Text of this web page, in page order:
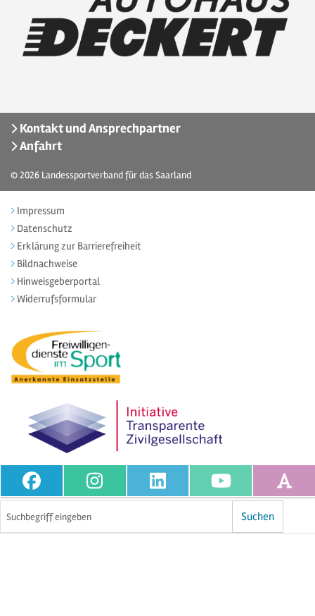
Kontakt und Ansprechpartner
Anfahrt
© 2026 Landessportverband für das Saarland
Impressum
Datenschutz
Erklärung zur Barrierefreiheit
Bildnachweise
Hinweisgeberportal
Widerrufsformular
Suchen